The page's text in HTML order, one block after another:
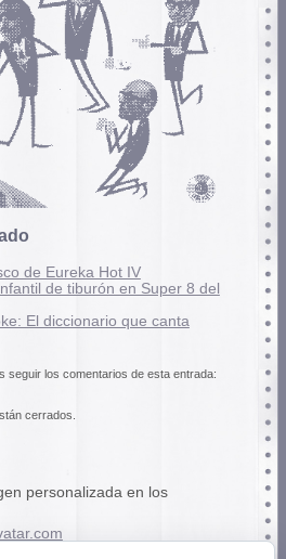
de Eureka Hot IV
de tiburón en Super 8 del
El diccionario que canta
seguir los comentarios de esta entrada:
cerrados.
personalizada en los